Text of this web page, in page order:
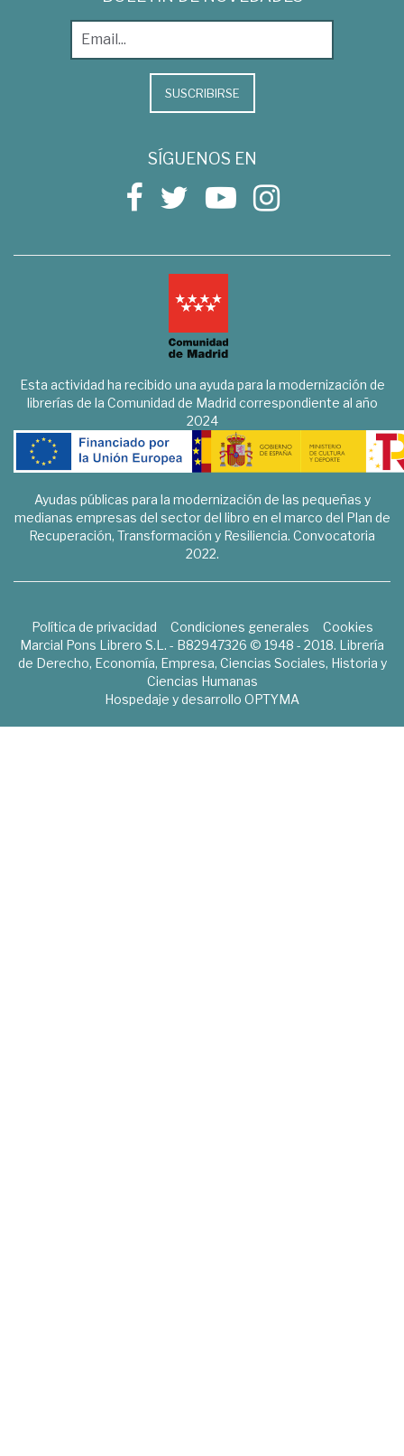
SUSCRIBIRSE
SÍGUENOS EN
Esta actividad ha recibido una ayuda para la modernización de
librerías de la Comunidad de Madrid correspondiente al año
2024
Ayudas públicas para la modernización de las pequeñas y
medianas empresas del sector del libro en el marco del Plan de
Recuperación, Transformación y Resiliencia. Convocatoria
2022.
Política de privacidad Condiciones generales
Cookies
Marcial Pons Librero S.L. - B82947326 © 1948 - 2018. Librería
de Derecho, Economía, Empresa, Ciencias Sociales, Historia y
Ciencias Humanas
Hospedaje y desarrollo OPTYMA